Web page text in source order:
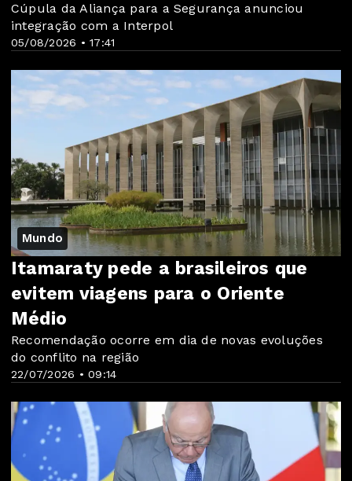
05/08/2026 • 17:41
Cúpula da Aliança para a Segurança anunciou
integração com a Interpol
Mundo
22/07/2026 • 09:14
Itamaraty pede a brasileiros que
evitem viagens para o Oriente
Médio
Recomendação ocorre em dia de novas evoluções
do conflito na região